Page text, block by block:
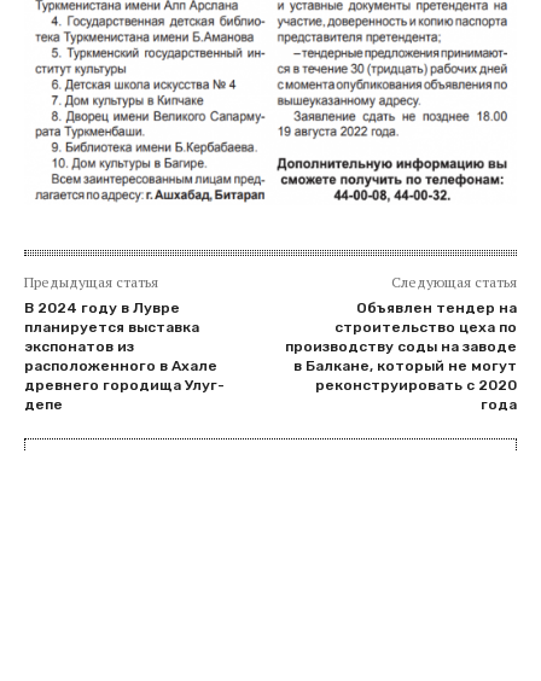
Предыдущая статья
В 2024 году в Лувре
планируется выставка
экспонатов из
расположенного в Ахале
древнего городища Улуг-
депе
Следующая статья
Объявлен тендер на
строительство цеха по
производству соды на заводе
в Балкане, который не могут
реконструировать с 2020
года